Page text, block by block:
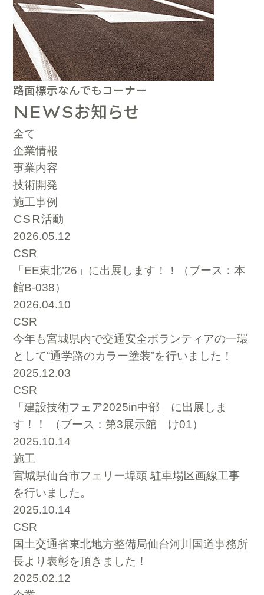
路面標示なんでもコーナー
NEWSお知らせ
全て
企業情報
事業内容
技術開発
施工事例
CSR活動
2026.05.12
CSR
「EE東北’26」に出展します！！（ブース：本
館B-038）
2026.04.10
CSR
今年も宮城県内で交通安全ボランティアの一環
として“通学路のカラー塗装”を行いました！
2025.12.03
CSR
「建設技術フェア2025in中部」に出展しま
す！！ （ブース：第3展示館 け01）
2025.10.14
施工
宮城県仙台市フェリー埠頭 駐車場区画線工事
を行いました。
2025.10.14
CSR
国土交通省東北地方整備局仙台河川国道事務所
長より表彰を頂きました！
2025.02.12